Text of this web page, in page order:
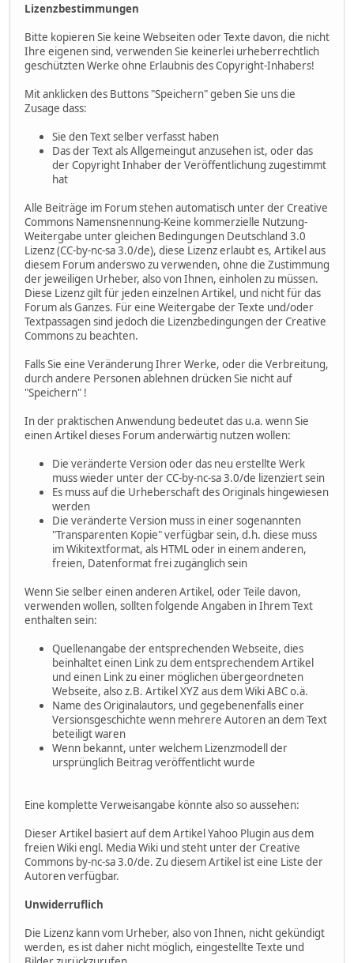
Lizenzbestimmungen
Bitte kopieren Sie keine Webseiten oder Texte davon, die nicht
Ihre eigenen sind, verwenden Sie keinerlei urheberrechtlich
geschützten Werke ohne Erlaubnis des Copyright-Inhabers!
Mit anklicken des Buttons "Speichern" geben Sie uns die
Zusage dass:
Sie den Text selber verfasst haben
Das der Text als Allgemeingut anzusehen ist, oder das
der Copyright Inhaber der Veröffentlichung zugestimmt
hat
Alle Beiträge im Forum stehen automatisch unter der Creative
Commons Namensnennung-Keine kommerzielle Nutzung-
Weitergabe unter gleichen Bedingungen Deutschland 3.0
Lizenz (CC-by-nc-sa 3.0/de), diese Lizenz erlaubt es, Artikel aus
diesem Forum anderswo zu verwenden, ohne die Zustimmung
der jeweiligen Urheber, also von Ihnen, einholen zu müssen.
Diese Lizenz gilt für jeden einzelnen Artikel, und nicht für das
Forum als Ganzes. Für eine Weitergabe der Texte und/oder
Textpassagen sind jedoch die Lizenzbedingungen der Creative
Commons zu beachten.
Falls Sie eine Veränderung Ihrer Werke, oder die Verbreitung,
durch andere Personen ablehnen drücken Sie nicht auf
"Speichern" !
In der praktischen Anwendung bedeutet das u.a. wenn Sie
einen Artikel dieses Forum anderwärtig nutzen wollen:
Die veränderte Version oder das neu erstellte Werk
muss wieder unter der CC-by-nc-sa 3.0/de lizenziert sein
Es muss auf die Urheberschaft des Originals hingewiesen
werden
Die veränderte Version muss in einer sogenannten
"Transparenten Kopie" verfügbar sein, d.h. diese muss
im Wikitextformat, als HTML oder in einem anderen,
freien, Datenformat frei zugänglich sein
Wenn Sie selber einen anderen Artikel, oder Teile davon,
verwenden wollen, sollten folgende Angaben in Ihrem Text
enthalten sein:
Quellenangabe der entsprechenden Webseite, dies
beinhaltet einen Link zu dem entsprechendem Artikel
und einen Link zu einer möglichen übergeordneten
Webseite, also z.B. Artikel XYZ aus dem Wiki ABC o.ä.
Name des Originalautors, und gegebenenfalls einer
Versionsgeschichte wenn mehrere Autoren an dem Text
beteiligt waren
Wenn bekannt, unter welchem Lizenzmodell der
ursprünglich Beitrag veröffentlicht wurde
Eine komplette Verweisangabe könnte also so aussehen:
Dieser Artikel basiert auf dem Artikel Yahoo Plugin aus dem
freien Wiki engl. Media Wiki und steht unter der Creative
Commons by-nc-sa 3.0/de. Zu diesem Artikel ist eine Liste der
Autoren verfügbar.
Unwiderruflich
Die Lizenz kann vom Urheber, also von Ihnen, nicht gekündigt
werden, es ist daher nicht möglich, eingestellte Texte und